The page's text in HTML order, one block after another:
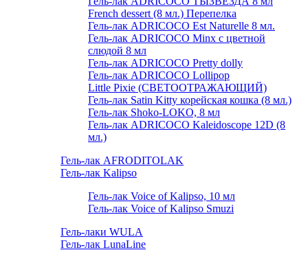
French dessert (8 мл.) Перепелка
Гель-лак ADRICOCO Est Naturelle 8 мл.
Гель-лак ADRICOCO Minx с цветной
слюдой 8 мл
Гель-лак ADRICOCO Pretty dolly
Гель-лак ADRICOCO Lollipop
Little Pixie (СВЕТООТРАЖАЮЩИЙ)
Гель-лак Satin Kitty корейская кошка (8 мл.)
Гель-лак Shoko-LOKO, 8 мл
Гель-лак ADRICOCO Kaleidoscope 12D (8
мл.)
Гель-лак AFRODITOLAK
Гель-лак Kalipso
Гель-лак Voice of Kalipso, 10 мл
Гель-лак Voice of Kalipso Smuzi
Гель-лаки WULA
Гель-лак LunaLine